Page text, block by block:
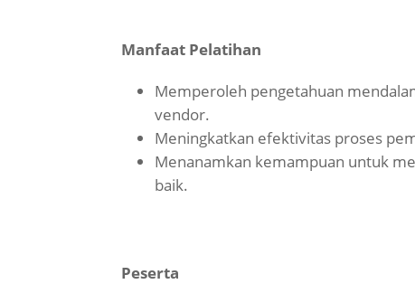
Manfaat Pelatihan
Memperoleh pengetahuan
vendor.
Meningkatkan efektivitas proses
Menanamkan kemampuan untuk
baik.
Peserta